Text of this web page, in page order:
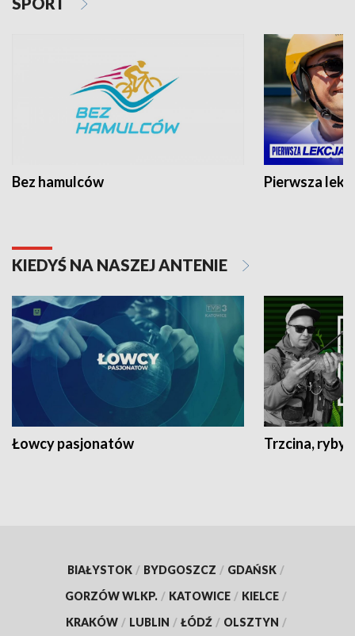
Bez hamulców Pierwsza
KIEDYŚ NA NASZEJ ANTENIE
Łowcy pasjonatów Trzcina, ryby
BIAŁYSTOK / BYDGOSZCZ / GDAŃSK /
GORZÓW WLKP. / KATOWICE / KIELCE /
KRAKÓW / LUBLIN / ŁÓDŹ / OLSZTYN /